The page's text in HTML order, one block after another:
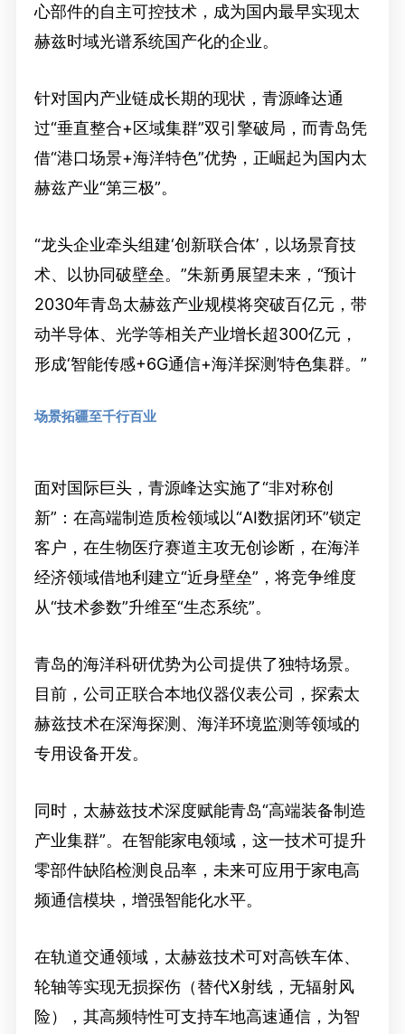
心部件的自主可控技术，成为国内最早实现太
赫兹时域光谱系统国产化的企业。
针对国内产业链成长期的现状，青源峰达通
过“垂直整合+区域集群”双引擎破局，而青岛凭
借“港口场景+海洋特色”优势，正崛起为国内太
赫兹产业“第三极”。
“龙头企业牵头组建‘创新联合体’，以场景育技
术、以协同破壁垒。”朱新勇展望未来，“预计
2030年青岛太赫兹产业规模将突破百亿元，带
动半导体、光学等相关产业增长超300亿元，
形成‘智能传感+6G通信+海洋探测’特色集群。”
场景拓疆至千行百业
面对国际巨头，青源峰达实施了“非对称创
新”：在高端制造质检领域以“AI数据闭环”锁定
客户，在生物医疗赛道主攻无创诊断，在海洋
经济领域借地利建立“近身壁垒”，将竞争维度
从“技术参数”升维至“生态系统”。
青岛的海洋科研优势为公司提供了独特场景。
目前，公司正联合本地仪器仪表公司，探索太
赫兹技术在深海探测、海洋环境监测等领域的
专用设备开发。
同时，太赫兹技术深度赋能青岛“高端装备制造
产业集群”。在智能家电领域，这一技术可提升
零部件缺陷检测良品率，未来可应用于家电高
频通信模块，增强智能化水平。
在轨道交通领域，太赫兹技术可对高铁车体、
轮轴等实现无损探伤（替代X射线，无辐射风
险），其高频特性可支持车地高速通信，为智